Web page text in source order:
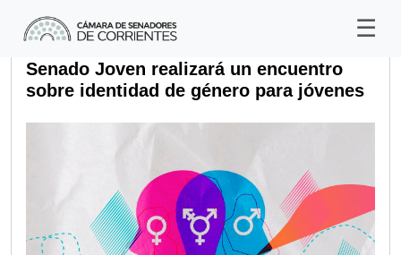
Senado Joven realizará un encuentro
sobre identidad de género para jóvenes